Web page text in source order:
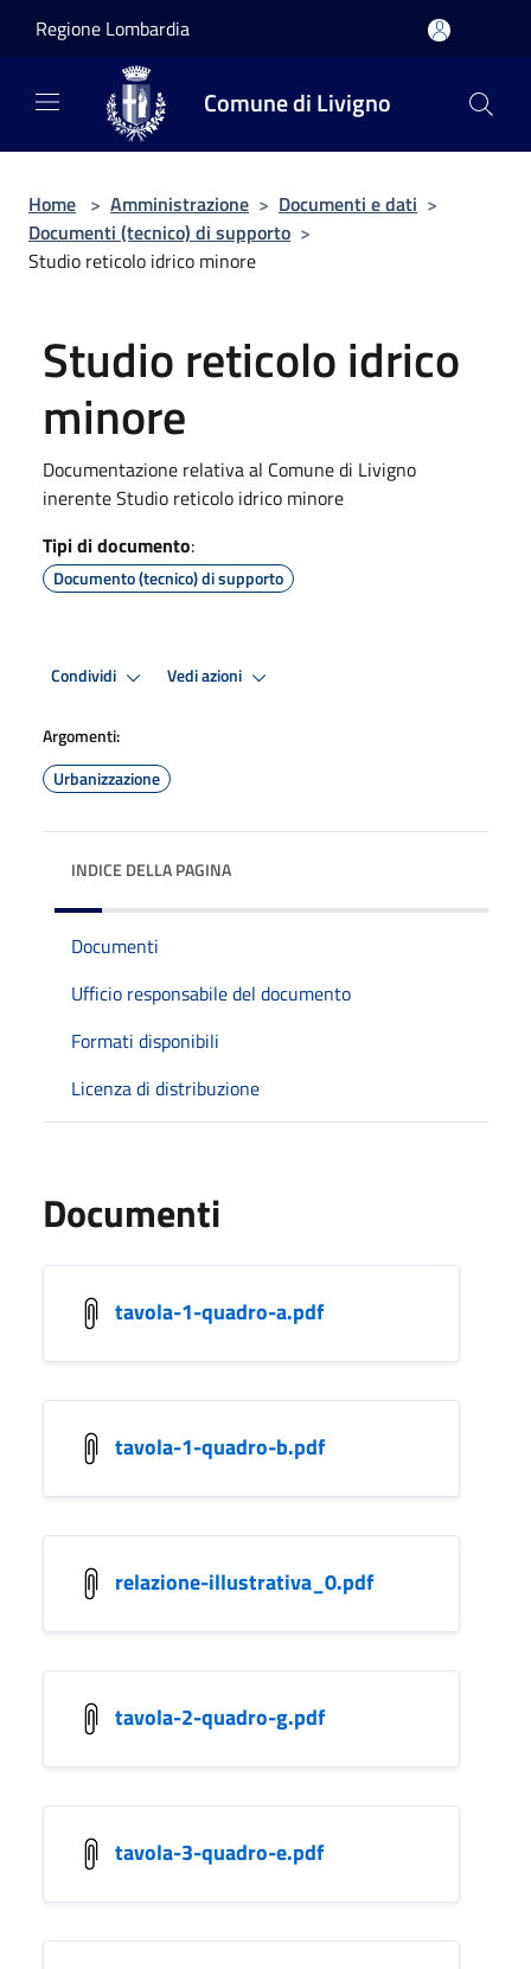
Regione Lombardia
Comune di Livigno
Home > Amministrazione > Documenti e dati >
Documenti (tecnico) di supporto >
Studio reticolo idrico minore
Studio reticolo idrico
minore
Documentazione relativa al Comune di Livigno
inerente Studio reticolo idrico minore
Tipi di documento:
Documento (tecnico) di supporto
Condividi Vedi azioni
Argomenti:
Urbanizzazione
INDICE DELLA PAGINA
Documenti
Ufficio responsabile del documento
Formati disponibili
Licenza di distribuzione
Documenti
tavola-1-quadro-a.pdf
tavola-1-quadro-b.pdf
relazione-illustrativa_0.pdf
tavola-2-quadro-g.pdf
tavola-3-quadro-e.pdf